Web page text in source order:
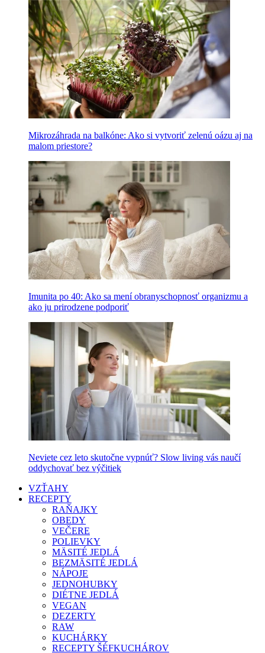
Mikrozáhrada na balkóne: Ako si vytvoriť zelenú oázu aj na
malom priestore?
Imunita po 40: Ako sa mení obranyschopnosť organizmu a
ako ju prirodzene podporiť
Neviete cez leto skutočne vypnúť? Slow living vás naučí
oddychovať bez výčitiek
VZŤAHY
RECEPTY
RAŇAJKY
OBEDY
VEČERE
POLIEVKY
MÄSITÉ JEDLÁ
BEZMÄSITÉ JEDLÁ
NÁPOJE
JEDNOHUBKY
DIÉTNE JEDLÁ
VEGAN
DEZERTY
RAW
KUCHÁRKY
RECEPTY ŠÉFKUCHÁROV